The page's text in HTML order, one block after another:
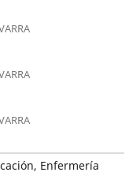
Enfermería